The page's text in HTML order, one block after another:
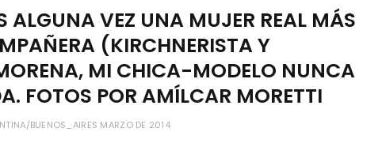
ALGUNA VEZ UNA MUJER REAL MÁS
(KIRCHNERISTA Y
MI CHICA-MODELO NUNCA
FOTOS POR AMÍLCAR MORETTI
BUENOS_AIRES MARZO DE 2014